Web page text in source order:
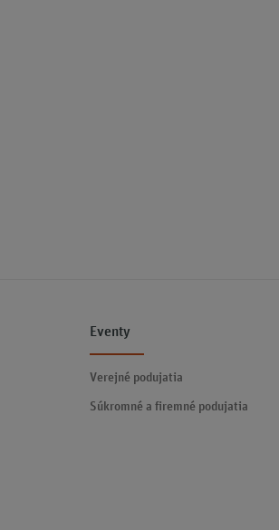
Eventy
Verejné podujatia
Súkromné a firemné podujatia